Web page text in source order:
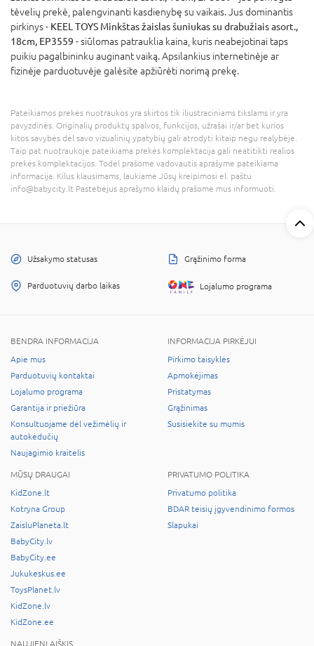
tėvelių prekė, palengvinanti kasdienybę su vaikais. Jus dominantis
pirkinys - KEEL TOYS Minkštas žaislas šuniukas su drabužiais asort.,
18cm, EP3559 - siūlomas patrauklia kaina, kuris neabejotinai taps
puikiu pagalbininku auginant vaiką. Apsilankius internetinėje ar
fizinėje parduotuvėje galėsite apžiūrėti norimą prekę.
Pateikiamos prekės nuotraukos yra skirtos tik iliustraciniams tikslams ir yra
pavyzdinės. Originalių produktų spalvos, funkcijos, užrašai ir/ar bet kurios
kitos savybės dėl savo vizualinių ypatybių gali atrodyti kitaip negu realybėje.
Taip pat nuotraukoje pateikiama prekės komplektacija gali neatitikti realios
prekės komplektacijos. Todėl prašome vadovautis aprašyme pateikiama
informacija. Kilus klausimams, laukiame Jūsų kreipimosi el. paštu
info@babycity.lt Pastebėjus aprašymo klaidų prašome mus informuoti.
Užsakymo statusas Grąžinimo forma
Parduotuvių darbo laikas Lojalumo programa
BENDRA INFORMACIJA
Apie mus
Parduotuvių kontaktai
Lojalumo programa
Garantija ir priežiūra
Konsultuojame dėl vežimėlių ir
autokėdučių
Naujagimio kraitelis
INFORMACIJA PIRKĖJUI
Pirkimo taisyklės
Apmokėjimas
Pristatymas
Grąžinimas
Susisiekite su mumis
MŪSŲ DRAUGAI
KidZone.lt
Kotryna Group
ZaisluPlaneta.lt
BabyCity.lv
BabyCity.ee
Jukukeskus.ee
ToysPlanet.lv
KidZone.lv
KidZone.ee
PRIVATUMO POLITIKA
Privatumo politika
BDAR teisių įgyvendinimo formos
Slapukai
NAUJIENLAIŠKIS